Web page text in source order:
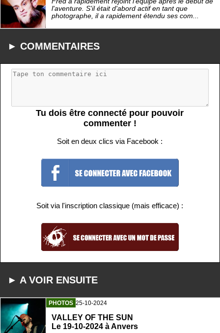
l'aventure. S'il était d'abord actif en tant que
photographe, il a rapidement étendu ses com...
► COMMENTAIRES
Tu dois être connecté pour pouvoir
commenter !
Soit en deux clics via Facebook :
Soit via l'inscription classique (mais efficace) :
► A VOIR ENSUITE
PHOTOS 25-10-2024
VALLEY OF THE SUN
Le 19-10-2024 à Anvers